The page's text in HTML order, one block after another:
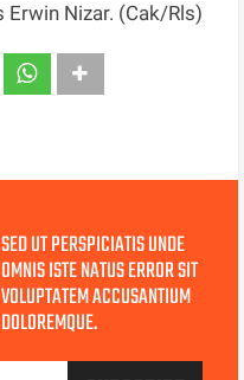
Nizar. (Cak/Rls)
SED UT PERSPICIATIS UNDE
OMNIS ISTE NATUS ERROR SIT
VOLUPTATEM ACCUSANTIUM
DOLOREMQUE.